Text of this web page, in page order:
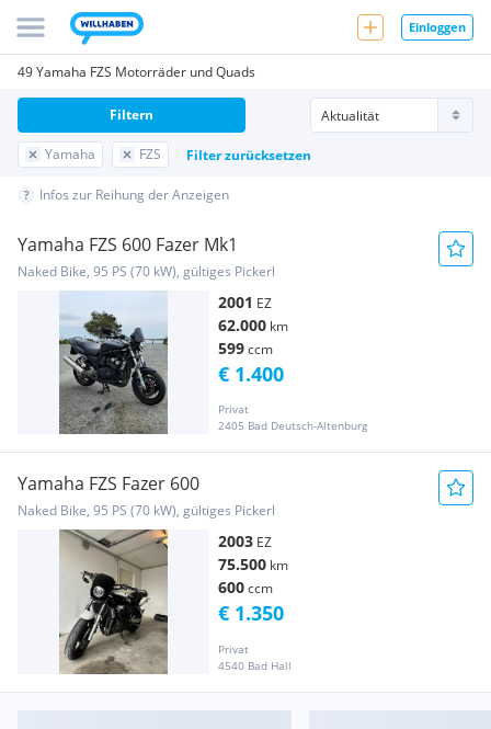
Einloggen
49 Yamaha FZS Motorräder und Quads
Yamaha FZS Filter zurücksetzen
Filtern
Infos zur Reihung der Anzeigen
Yamaha FZS 600 Fazer Mk1
Naked Bike, 95 PS (70 kW), gültiges Pickerl
2001 EZ
62.000 km
599ccm
Privat
2405 Bad Deutsch-Altenburg
€ 1.400
Yamaha FZS Fazer 600
Naked Bike, 95 PS (70 kW), gültiges Pickerl
2003 EZ
75.500 km
600ccm
Privat
4540 Bad Hall
€ 1.350